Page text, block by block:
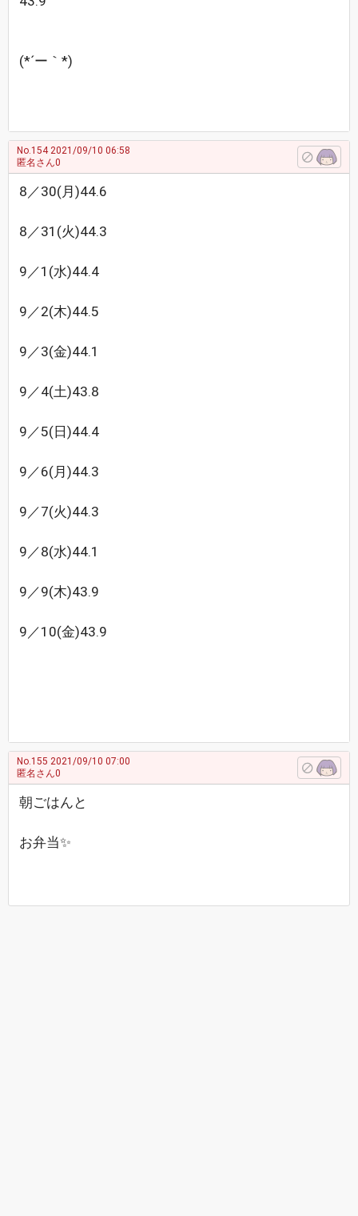
(*´ー｀*)
No.1542021/09/10 06:58
匿名さん0
8／30(月)44.6
8／31(火)44.3
9／1(水)44.4
9／2(木)44.5
9／3(金)44.1
9／4(土)43.8
9／5(日)44.4
9／6(月)44.3
9／7(火)44.3
9／8(水)44.1
9／9(木)43.9
9／10(金)43.9
No.155 2021/09/10 07:00
匿名さん0
朝ごはんと
お弁当✨